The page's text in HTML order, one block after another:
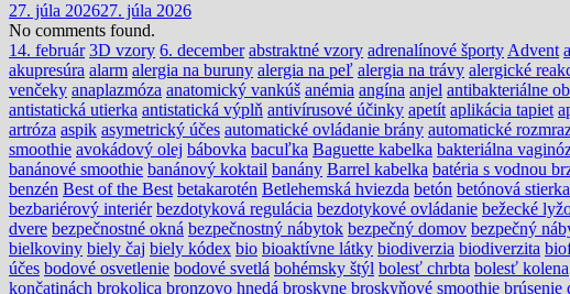
27. júla 202627. júla 2026
No comments found.
14. február 3D vzory 6. december abstraktné vzory adrenalínové športy Advent
akupresúra alarm alergia na buruny alergia na peľ alergia na trávy alergické
venčeky anaplazmóza anatomický vankúš anémia angína anjel antibakteriálne
antistatická utierka antistatická výplň antivírusové účinky apetít aplikácia tapiet
artróza aspik asymetrický účes automatické ovládanie brány automatické
smoothie avokádový olej bábovka bacuľka Baguette kabelka bakteriálna
banánové smoothie banánový koktail banány Barrel kabelka batéria s vodnou
benzén Best of the Best betakarotén Betlehemská hviezda betón betónová stierka
bezbariérový interiér bezdotyková regulácia bezdotykové ovládanie bežecké
dvere bezpečnostné okná bezpečnostný nábytok bezpečný domov bezpečný
bielkoviny biely čaj biely kódex bio bioaktívne látky biodiverzia biodiverzita
účes bodové osvetlenie bodové svetlá bohémsky štýl bolesť chrbta bolesť kolena
končatinách brokolica bronzovo hnedá broskyne broskyňové smoothie brúsenie